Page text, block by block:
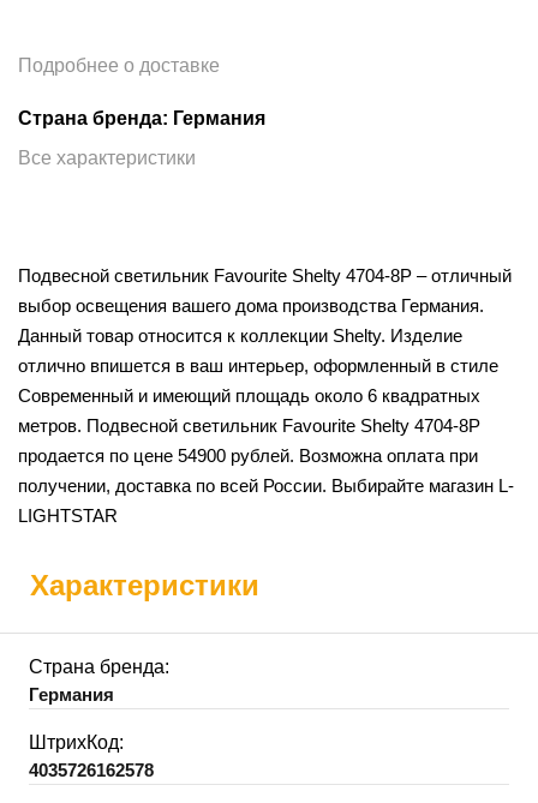
Подробнее о доставке
Страна бренда: Германия
Все характеристики
Подвесной светильник Favourite Shelty 4704-8P – отличный
выбор освещения вашего дома производства Германия.
Данный товар относится к коллекции Shelty. Изделие
отлично впишется в ваш интерьер, оформленный в стиле
Современный и имеющий площадь около 6 квадратных
метров. Подвесной светильник Favourite Shelty 4704-8P
продается по цене 54900 рублей. Возможна оплата при
получении, доставка по всей России. Выбирайте магазин L-
LIGHTSTAR
Характеристики
Страна бренда:
Германия
ШтрихКод:
4035726162578